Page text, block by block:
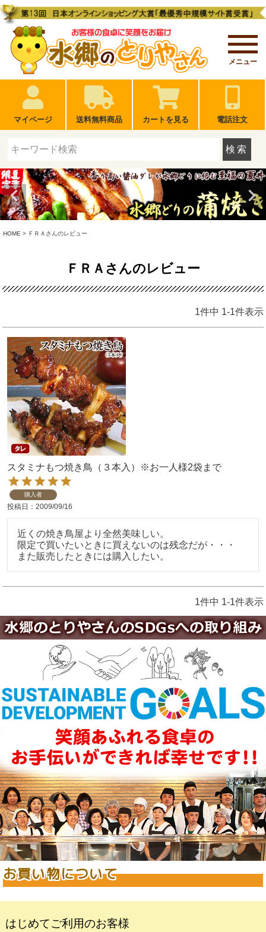
メニュー
マイページ 送料無料商品 カートを見る 電話注文
検索
HOME ＦＲＡさんのレビュー
ＦＲＡさんのレビュー
1件中 1-1件表示
スタミナもつ焼き鳥（３本入）※お一人様2袋まで
購入者
投稿日 2009/09/16
近くの焼き鳥屋より全然美味しい。
限定で買いたいときに買えないのは残念だが・・・
また販売したときには購入したい。
1件中 1-1件表示
お買い物について
はじめてご利用のお客様